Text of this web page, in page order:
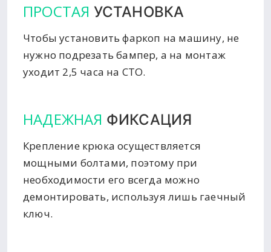
ПРОСТАЯ УСТАНОВКА
Чтобы установить фаркоп на машину, не
нужно подрезать бампер, а на монтаж
уходит 2,5 часа на СТО.
НАДЕЖНАЯ ФИКСАЦИЯ
Крепление крюка осуществляется
мощными болтами, поэтому при
необходимости его всегда можно
демонтировать, используя лишь гаечный
ключ.